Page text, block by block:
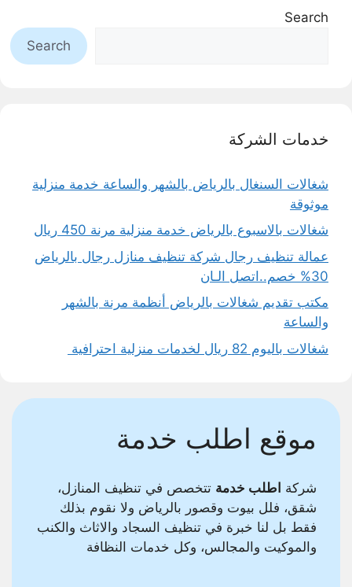
Search
Search
خدمات الشركة
شغالات السنغال بالرياض بالشهر والساعة خدمة منزلية
موثوقة
شغالات بالاسبوع بالرياض خدمة منزلية مرنة 450 ريال
عمالة تنظيف رجال شركة تنظيف منازل رجال بالرياض
30% خصم..اتصل الـان
مكتب تقديم شغالات بالرياض أنظمة مرنة بالشهر
والساعة
شغالات باليوم 82 ريال لخدمات منزلية احترافية
موقع اطلب خدمة
شركة اطلب خدمة تتخصص في تنظيف المنازل،
شقق، فلل بيوت وقصور بالرياض ولا نقوم بذلك
فقط بل لنا خبرة في تنظيف السجاد والاثاث والكنب
والموكيت والمجالس، وكل خدمات النظافة